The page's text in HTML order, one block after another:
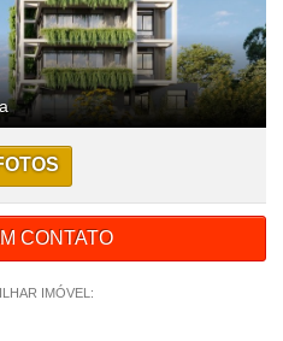
CONTATO
IMÓVEL: